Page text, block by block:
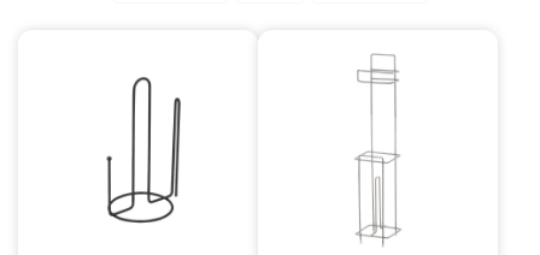
Accesorios para el hogar
Herramientas
Muebles Infantiles